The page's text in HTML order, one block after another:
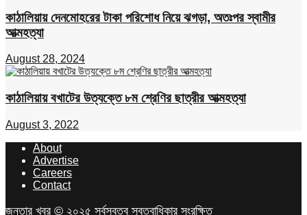
কাঠালিয়ায় দেনমোহরের টাকা পরিশোধ নিয়ে ঝগড়া, অতঃপর স্বামীর
আত্মহত্যা
August 28, 2024
কাঠালিয়ায় বখাটের উত্যক্তে ৮ম শ্রেণির ছাত্রীর আত্মহত্যা
August 3, 2022
About
Advertise
Careers
Contact
জনতার খবর © ২০২৫ সর্বস্বত্ব স্বত্বাধিকার সংরক্ষিত